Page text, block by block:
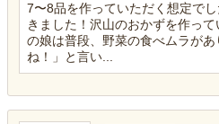
7〜8品を作っていただく想定で
きました！沢山のおかずを作っ
の娘は普段、野菜の食べムラが
ね！」と言い...